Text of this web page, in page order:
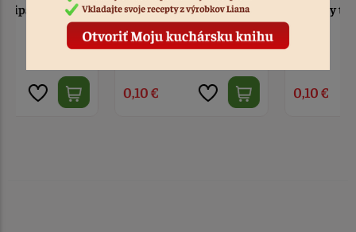
Košíčky tulipánové
červené
0,10 €
Košíčky tulipánové
zelené
0,10 €